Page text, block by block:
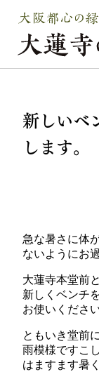
新しいベ
します。
急な暑さに体
ないようにお
大蓮寺本堂前
新しくベンチ
お使いください
ともいき堂前
雨模様ですこ
はますます暑